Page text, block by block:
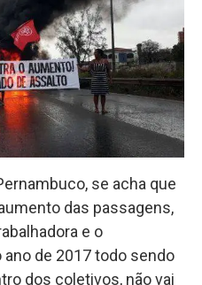
se acha que
das passagens,
e o
ano de 2017 todo sendo
dos coletivos, não vai